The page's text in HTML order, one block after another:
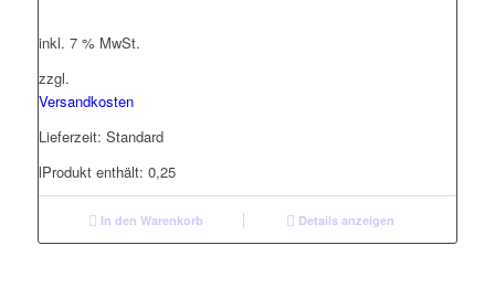
inkl. 7 % MwSt.
zzgl.
Versandkosten
Lieferzeit: Standard
Produkt enthält: 0,25
l
In den Warenkorb Details anzeigen